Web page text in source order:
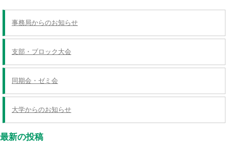
ン
事務局からのお知らせ
支部・ブロック大会
同期会・ゼミ会
大学からのお知らせ
最新の投稿